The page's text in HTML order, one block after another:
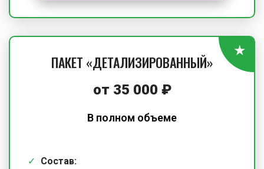
ПАКЕТ «ДЕТАЛИЗИРОВАННЫЙ»
от 35 000 ₽
В полном объеме
Состав: